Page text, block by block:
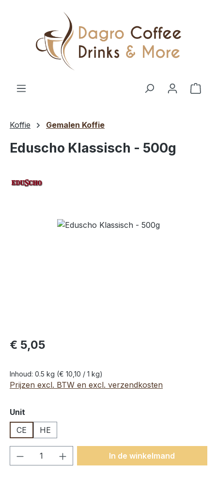
Ga naar de hoofdinhoud
Koffie Gemalen Koffie
Eduscho Klassisch - 500g
Afbeeldingengalerij overslaan
€ 5,05
Inhoud: 0.5 kg (€ 10,10 / 1 kg)
Prijzen excl. BTW en excl. verzendkosten
Selecteer
Unit
CE
HE
Producthoeveelheid: Voer de
In de winkelmand